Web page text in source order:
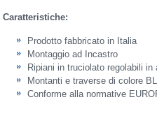
Caratteristiche:
Prodotto fabbricato in Italia
Montaggio ad Incastro
Ripiani in truciolato regolabili in
Montanti e traverse di colore
Conforme alla normative